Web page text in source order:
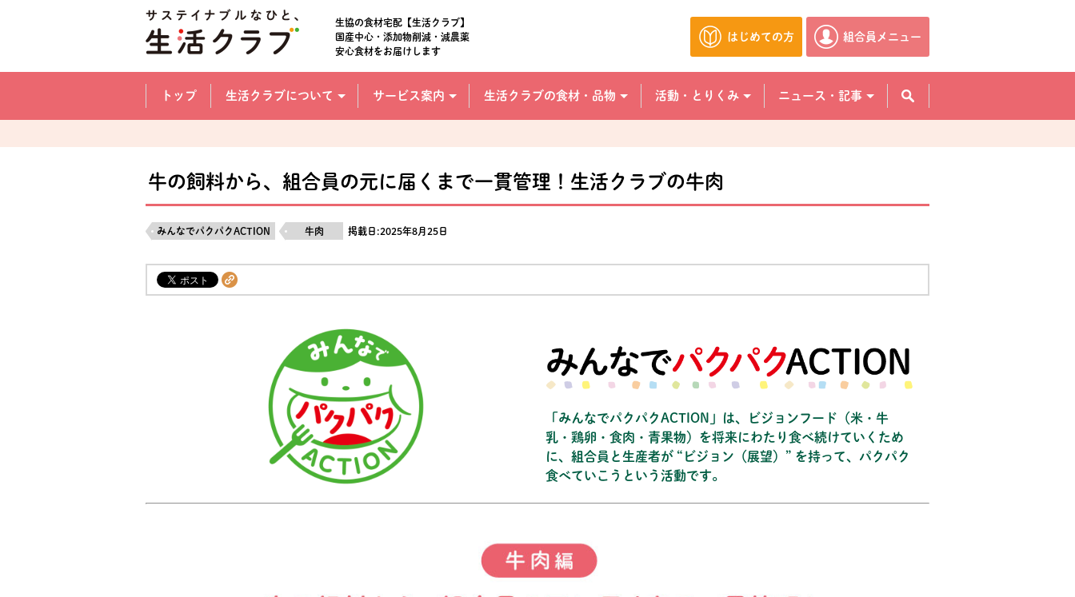
生協の食材宅配【生活クラブ】
国産中心・添加物削減・減農薬
安心食材をお届けします
はじめての方
別のウィンドウで開きます。
組合員メニュー
別のウィンドウで開きます。
ここからサイト内共通メニューです。
サイト内共通メニューをスキップする
トップ 生活クラブについて サービス案内 生活クラブの食材・品物 活動・とりくみ ニュース・記事
牛の飼料から、組合員の元に届くまで一貫管理！生活クラブの牛肉
みんなでパクパクACTION 牛肉 掲載日:2025年8月25日
「みんなでパクパクACTION」は、ビジョンフード（米・牛
乳・鶏卵・食肉・青果物）を将来にわたり食べ続けていくため
に、組合員と生産者が “ビジョン（展望）” を持って、パクパク
食べていこうという活動です。